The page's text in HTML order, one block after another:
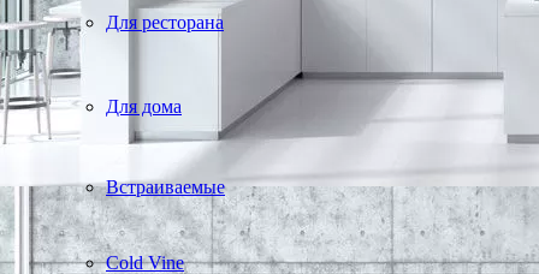
Для ресторана
Для дома
Встраиваемые
Cold Vine